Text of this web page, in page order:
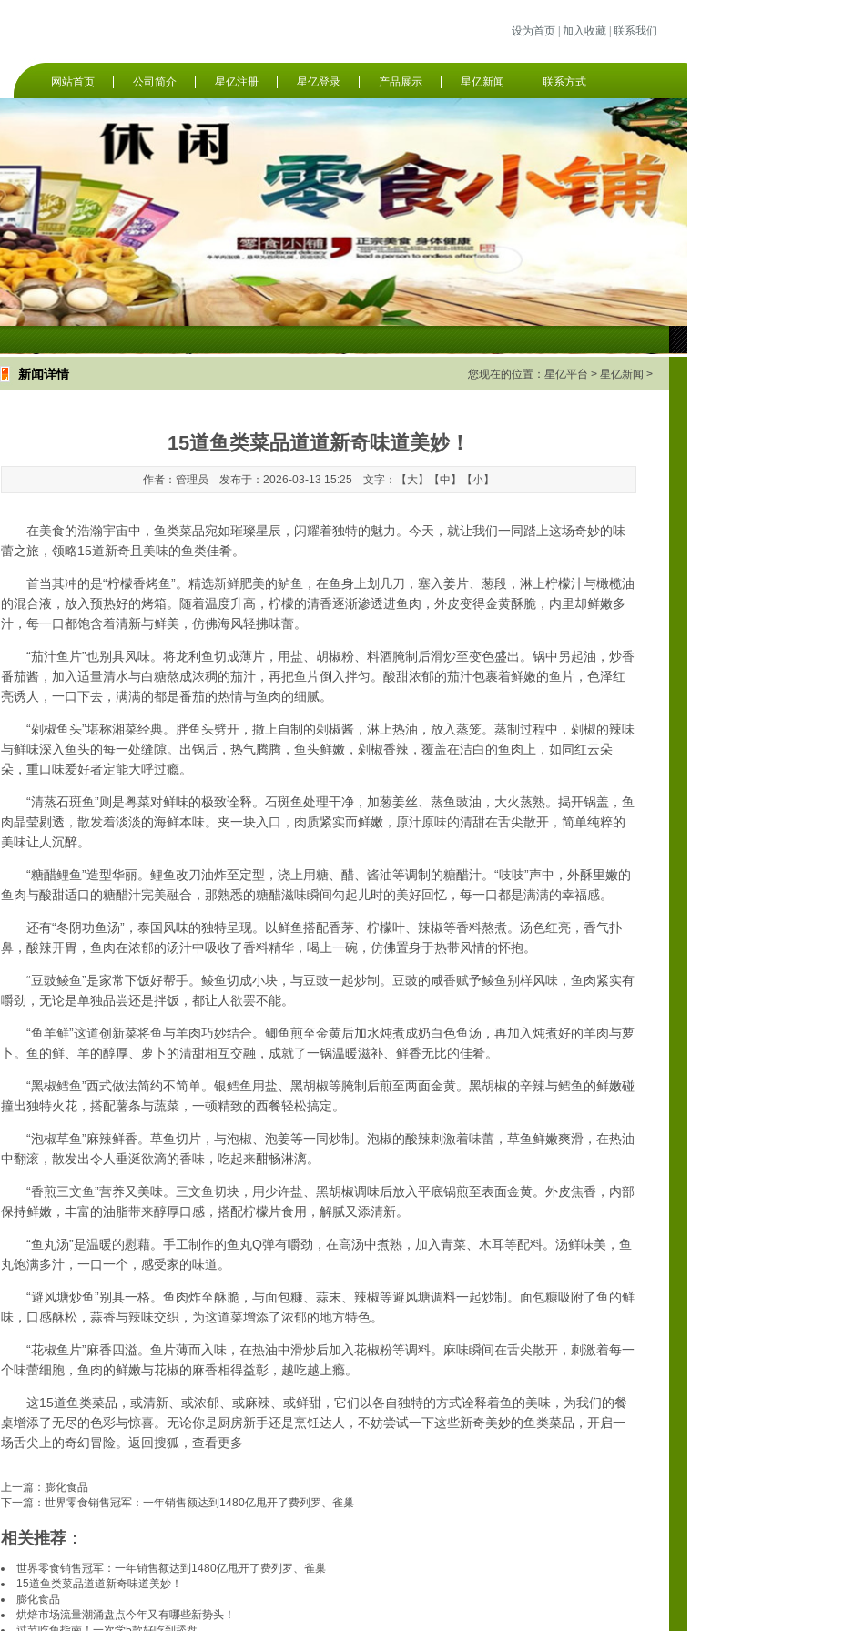
设为首页 加入收藏 联系我们
网站首页 公司简介 星亿注册 星亿登录 产品展示 星亿新闻 联系方式
新闻详情 您现在的位置： 星亿平台 > 星亿新闻 >
15道鱼类菜品道道新奇味道美妙！
作者：管理员 发布于：2026-03-13 15:25 文字：【 大】【中 】【小】
在美食的浩瀚宇宙中，鱼类菜品宛如璀璨星辰，闪耀着独特的魅力。今天，就让我们一同踏上这场奇妙的味
蕾之旅，领略15道新奇且美味的鱼类佳肴。
首当其冲的是“柠檬香烤鱼”。精选新鲜肥美的鲈鱼，在鱼身上划几刀，塞入姜片、葱段，淋上柠檬汁与橄榄油
的混合液，放入预热好的烤箱。随着温度升高，柠檬的清香逐渐渗透进鱼肉，外皮变得金黄酥脆，内里却鲜嫩多
汁，每一口都饱含着清新与鲜美，仿佛海风轻拂味蕾。
“茄汁鱼片”也别具风味。将龙利鱼切成薄片，用盐、胡椒粉、料酒腌制后滑炒至变色盛出。锅中另起油，炒香
番茄酱，加入适量清水与白糖熬成浓稠的茄汁，再把鱼片倒入拌匀。酸甜浓郁的茄汁包裹着鲜嫩的鱼片，色泽红
亮诱人，一口下去，满满的都是番茄的热情与鱼肉的细腻。
“剁椒鱼头”堪称湘菜经典。胖鱼头劈开，撒上自制的剁椒酱，淋上热油，放入蒸笼。蒸制过程中，剁椒的辣味
与鲜味深入鱼头的每一处缝隙。出锅后，热气腾腾，鱼头鲜嫩，剁椒香辣，覆盖在洁白的鱼肉上，如同红云朵
朵，重口味爱好者定能大呼过瘾。
“清蒸石斑鱼”则是粤菜对鲜味的极致诠释。石斑鱼处理干净，加葱姜丝、蒸鱼豉油，大火蒸熟。揭开锅盖，鱼
肉晶莹剔透，散发着淡淡的海鲜本味。夹一块入口，肉质紧实而鲜嫩，原汁原味的清甜在舌尖散开，简单纯粹的
美味让人沉醉。
“糖醋鲤鱼”造型华丽。鲤鱼改刀油炸至定型，浇上用糖、醋、酱油等调制的糖醋汁。“吱吱”声中，外酥里嫩的
鱼肉与酸甜适口的糖醋汁完美融合，那熟悉的糖醋滋味瞬间勾起儿时的美好回忆，每一口都是满满的幸福感。
还有“冬阴功鱼汤”，泰国风味的独特呈现。以鲜鱼搭配香茅、柠檬叶、辣椒等香料熬煮。汤色红亮，香气扑
鼻，酸辣开胃，鱼肉在浓郁的汤汁中吸收了香料精华，喝上一碗，仿佛置身于热带风情的怀抱。
“豆豉鲮鱼”是家常下饭好帮手。鲮鱼切成小块，与豆豉一起炒制。豆豉的咸香赋予鲮鱼别样风味，鱼肉紧实有
嚼劲，无论是单独品尝还是拌饭，都让人欲罢不能。
“鱼羊鲜”这道创新菜将鱼与羊肉巧妙结合。鲫鱼煎至金黄后加水炖煮成奶白色鱼汤，再加入炖煮好的羊肉与萝
卜。鱼的鲜、羊的醇厚、萝卜的清甜相互交融，成就了一锅温暖滋补、鲜香无比的佳肴。
“黑椒鳕鱼”西式做法简约不简单。银鳕鱼用盐、黑胡椒等腌制后煎至两面金黄。黑胡椒的辛辣与鳕鱼的鲜嫩碰
撞出独特火花，搭配薯条与蔬菜，一顿精致的西餐轻松搞定。
“泡椒草鱼”麻辣鲜香。草鱼切片，与泡椒、泡姜等一同炒制。泡椒的酸辣刺激着味蕾，草鱼鲜嫩爽滑，在热油
中翻滚，散发出令人垂涎欲滴的香味，吃起来酣畅淋漓。
“香煎三文鱼”营养又美味。三文鱼切块，用少许盐、黑胡椒调味后放入平底锅煎至表面金黄。外皮焦香，内部
保持鲜嫩，丰富的油脂带来醇厚口感，搭配柠檬片食用，解腻又添清新。
“鱼丸汤”是温暖的慰藉。手工制作的鱼丸Q弹有嚼劲，在高汤中煮熟，加入青菜、木耳等配料。汤鲜味美，鱼
丸饱满多汁，一口一个，感受家的味道。
“避风塘炒鱼”别具一格。鱼肉炸至酥脆，与面包糠、蒜末、辣椒等避风塘调料一起炒制。面包糠吸附了鱼的鲜
味，口感酥松，蒜香与辣味交织，为这道菜增添了浓郁的地方特色。
“花椒鱼片”麻香四溢。鱼片薄而入味，在热油中滑炒后加入花椒粉等调料。麻味瞬间在舌尖散开，刺激着每一
个味蕾细胞，鱼肉的鲜嫩与花椒的麻香相得益彰，越吃越上瘾。
这15道鱼类菜品，或清新、或浓郁、或麻辣、或鲜甜，它们以各自独特的方式诠释着鱼的美味，为我们的餐
桌增添了无尽的色彩与惊喜。无论你是厨房新手还是烹饪达人，不妨尝试一下这些新奇美妙的鱼类菜品，开启一
场舌尖上的奇幻冒险。返回搜狐，查看更多
上一篇： 膨化食品
下一篇： 世界零食销售冠军：一年销售额达到1480亿甩开了费列罗、雀巢
相关推荐 ：
世界零食销售冠军：一年销售额达到1480亿甩开了费列罗、雀巢
15道鱼类菜品道道新奇味道美妙！
膨化食品
烘焙市场流量潮涌盘点今年又有哪些新势头！